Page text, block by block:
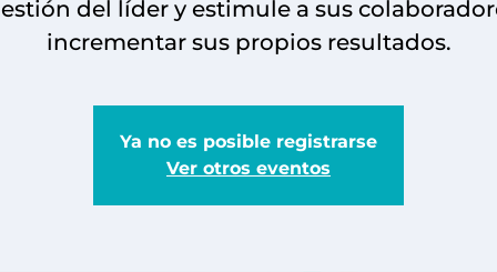
del líder y estimule a sus
incrementar sus propios resultados.
Ya no es posible registrarse
Ver otros eventos